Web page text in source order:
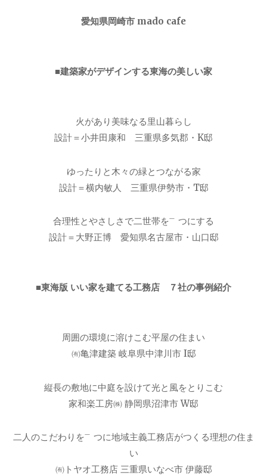
愛知県岡崎市 mado cafe
■建築家がデザインする東海の美しい家
火があり美味なる里山暮らし
設計＝小井田康和 三重県多気郡・K邸
ゆったりと木々の緑とつながる家
設計＝横内敏人 三重県伊勢市・T邸
合理性とやさしさで二世帯を㆒つにする
設計＝大野正博 愛知県名古屋市・山口邸
■東海版 いい家を建てる工務店 ７社の事例紹介
周囲の環境に溶けこむ平屋の住まい
㈲亀津建築 岐阜県中津川市 I邸
縦長の敷地に中庭を設けて光と風をとりこむ
家和楽工房㈱ 静岡県沼津市 W邸
二人のこだわりを㆒つに地域主義工務店がつくる理想の住ま
い
㈲トヤオ工務店 三重県いなべ市 伊藤邸